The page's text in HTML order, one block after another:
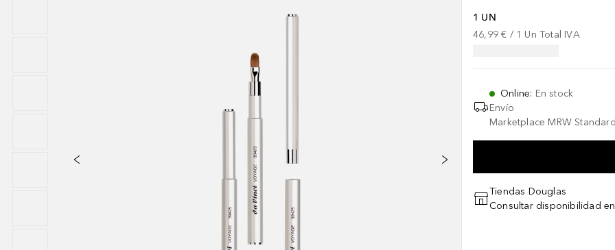
1 UN
46,99 € / 1 Un Total IVA
Online: En stock
Envío
Marketplace MRW
Tiendas Douglas
Consultar disponibilidad